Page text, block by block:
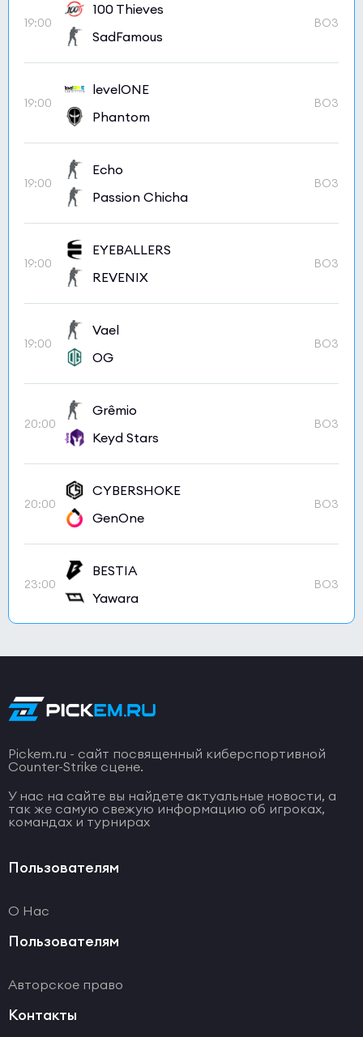
19:00
100 Thieves
SadFamous
BO3
19:00
levelONE
Phantom
BO3
19:00
Echo
Passion Chicha
BO3
19:00
EYEBALLERS
REVENIX
BO3
19:00
Vael
OG
BO3
20:00
Grêmio
Keyd Stars
BO3
20:00
CYBERSHOKE
GenOne
BO3
23:00
BESTIA
Yawara
BO3
Pickem.ru - сайт посвященный киберспортивной
Counter-Strike сцене.
У нас на сайте вы найдете актуальные новости, а
так же самую свежую информацию об игроках,
командах и турнирах
Пользователям
О Нас
Пользователям
Авторское право
Контакты